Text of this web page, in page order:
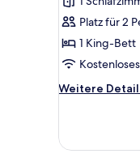
anzeigen
Platz für 2
1 King-Bett
Weitere
Weitere
Doppelzimmer